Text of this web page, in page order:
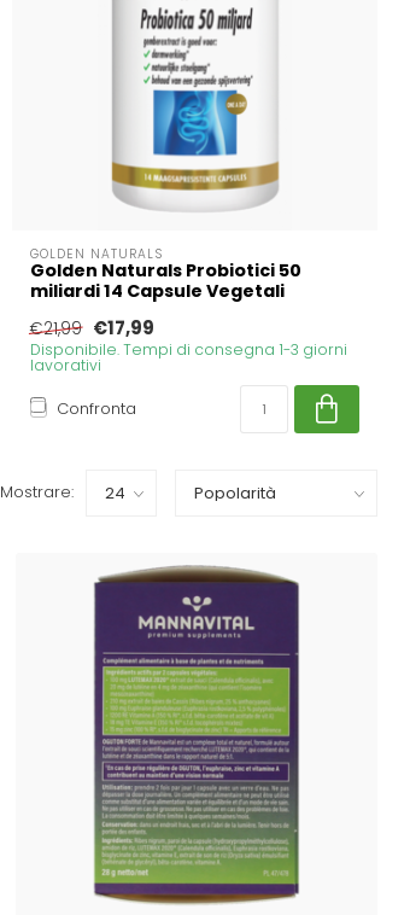
GOLDEN NATURALS
Golden Naturals Probiotici 50
miliardi 14 Capsule Vegetali
€21,99 €17,99
Disponibile. Tempi di consegna 1-3 giorni
lavorativi
Confronta
Mostrare: